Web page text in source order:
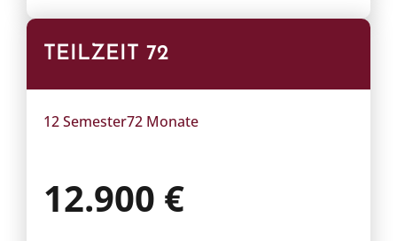
TEILZEIT 72
12 Semester72 Monate
12.900 €